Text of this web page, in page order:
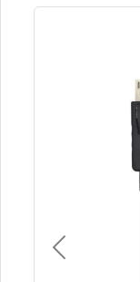
Previous